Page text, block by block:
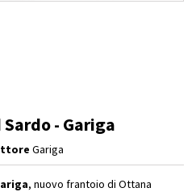
- Gariga
Gariga
, nuovo frantoio di Ottana